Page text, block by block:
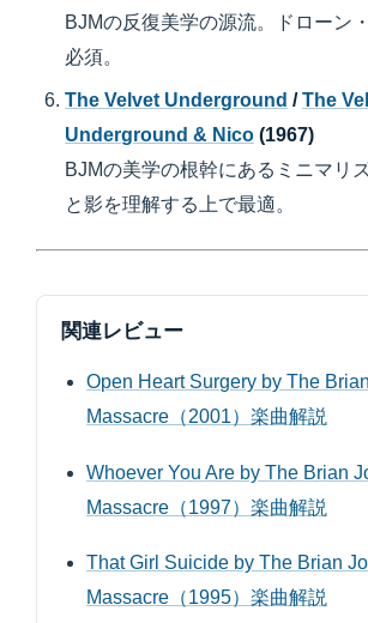
BJMの反復美学の源流。ドローン
必須。
The Velvet Underground /The
Underground & Nico (1967)
BJMの美学の根幹にあるミニマリ
と影を理解する上で最適。
関連レビュー
Open Heart Surgery by The
Massacre（2001）楽曲解説
Whoever You Are by The Brian
Massacre（1997）楽曲解説
That Girl Suicide by The Brian
Massacre（1995）楽曲解説